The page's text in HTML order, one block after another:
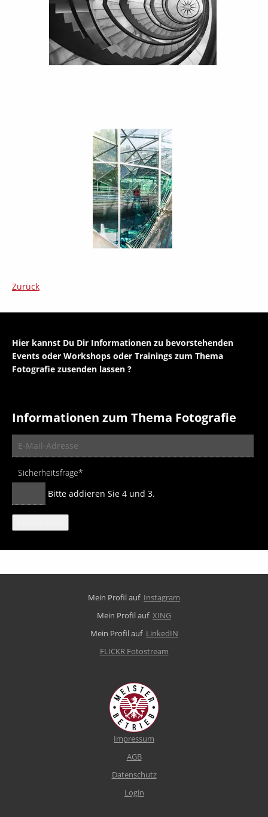
Zurück
Hier kannst Du Dir Informationen zu bevorstehenden
Events oder Workshops oder Trainings zum Thema
Fotografie zusenden lassen ?
Informationen zum Thema Fotografie
E-
Adresse
Pflichtfeld
Sicherheitsfrage*
Bitte addieren Sie 4 und 3.
Mein Profil auf Instagram
Mein Profil auf XING
Mein Profil auf LinkedIN
FLICKR Fotostream
Impressum
AGB
Datenschutz
Login